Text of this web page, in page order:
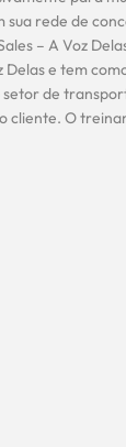
sua rede de
– A Voz
Delas e tem
de
cliente. O